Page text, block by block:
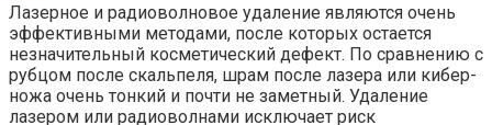
Лазерное и радиоволновое удаление являются очень
эффективными методами, после которых остается
незначительный косметический дефект. По сравнению с
рубцом после скальпеля, шрам после лазера или кибер-
ножа очень тонкий и почти не заметный. Удаление
лазером или радиоволнами исключает риск